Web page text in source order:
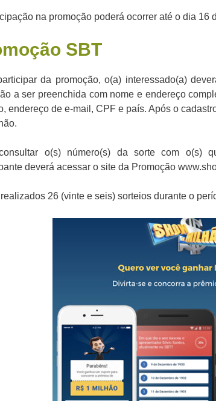
na promoção poderá ocorrer até o dia 16
SBT
da promoção, o(a) interessado(a)
a ser preenchida com nome e endereço
endereço de e-mail, CPF e país. Após o
o(s) número(s) da sorte com o(s)
deverá acessar o site da Promoção
26 (vinte e seis) sorteios durante o